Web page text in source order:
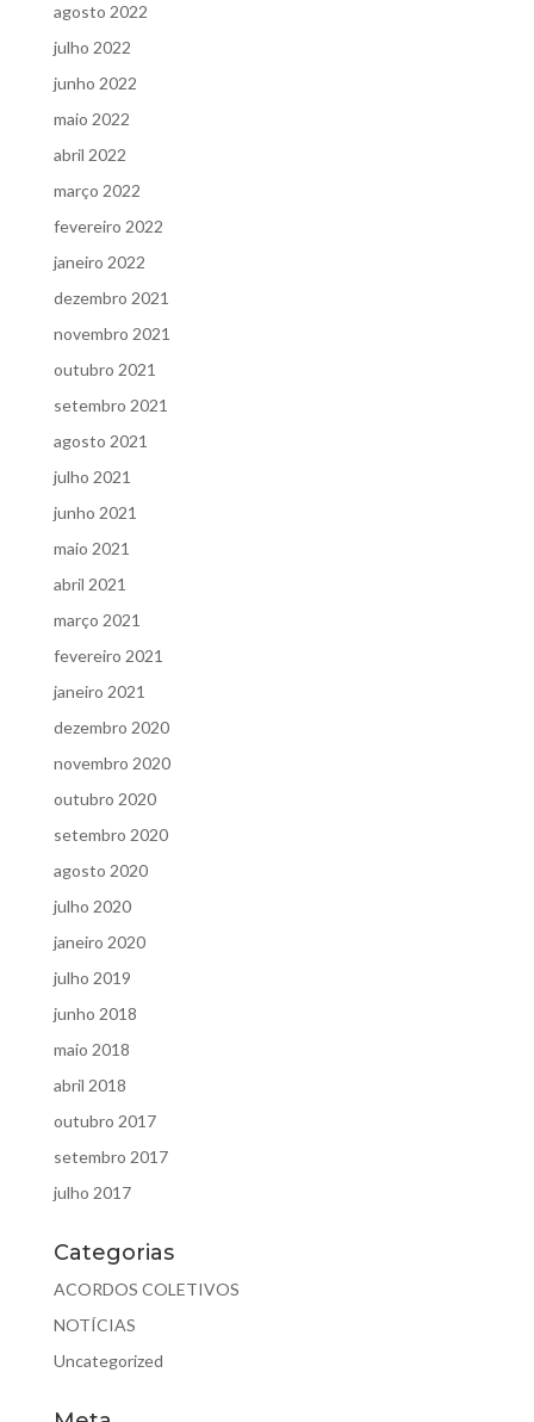
agosto 2022
julho 2022
junho 2022
maio 2022
abril 2022
março 2022
fevereiro 2022
janeiro 2022
dezembro 2021
novembro 2021
outubro 2021
setembro 2021
agosto 2021
julho 2021
junho 2021
maio 2021
abril 2021
março 2021
fevereiro 2021
janeiro 2021
dezembro 2020
novembro 2020
outubro 2020
setembro 2020
agosto 2020
julho 2020
janeiro 2020
julho 2019
junho 2018
maio 2018
abril 2018
outubro 2017
setembro 2017
julho 2017
Categorias
ACORDOS COLETIVOS
NOTÍCIAS
Uncategorized